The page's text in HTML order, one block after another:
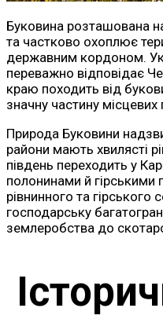
Буковина розташована
та частково охоплює
державним кордоном.
переважно відповідає
краю походить від
значну частину місцевих
Природа Буковини
райони мають хвилясті
південь переходить у
полонинами й
рівнинного та
господарську
землеробства до